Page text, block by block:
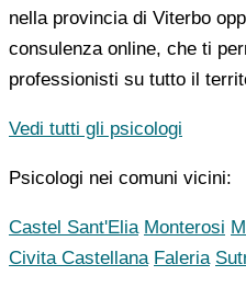
nella provincia di Viterbo
consulenza online, che ti
professionisti su tutto il
Vedi tutti gli psicologi
Psicologi nei comuni vicini:
Castel Sant'Elia Monterosi
Civita Castellana Faleria